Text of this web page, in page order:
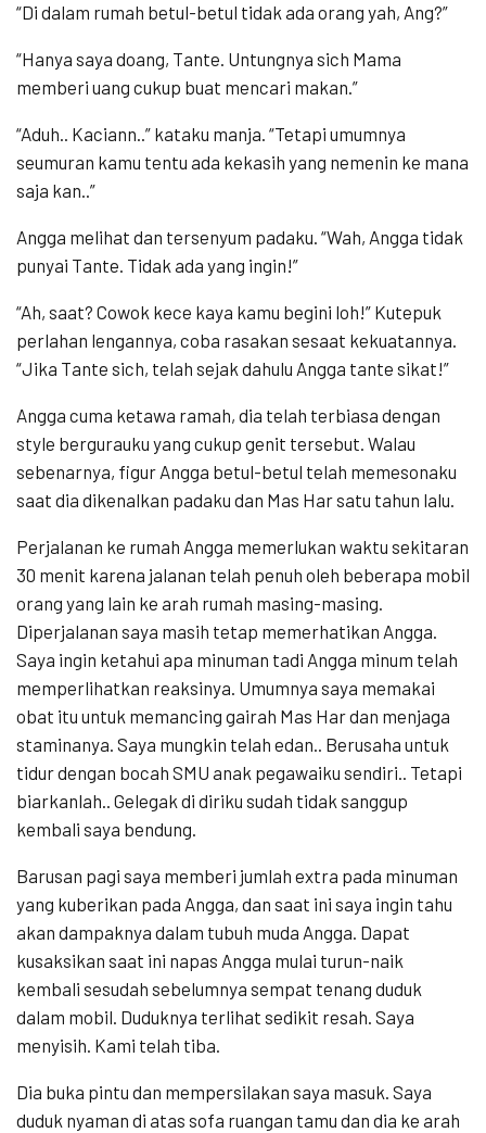
“Di dalam rumah betul-betul tidak ada orang yah, Ang?”
“Hanya saya doang, Tante. Untungnya sich Mama
memberi uang cukup buat mencari makan.”
“Aduh.. Kaciann..” kataku manja. “Tetapi umumnya
seumuran kamu tentu ada kekasih yang nemenin ke mana
saja kan..”
Angga melihat dan tersenyum padaku. “Wah, Angga tidak
punyai Tante. Tidak ada yang ingin!”
“Ah, saat? Cowok kece kaya kamu begini loh!” Kutepuk
perlahan lengannya, coba rasakan sesaat kekuatannya.
“Jika Tante sich, telah sejak dahulu Angga tante sikat!”
Angga cuma ketawa ramah, dia telah terbiasa dengan
style bergurauku yang cukup genit tersebut. Walau
sebenarnya, figur Angga betul-betul telah memesonaku
saat dia dikenalkan padaku dan Mas Har satu tahun lalu.
Perjalanan ke rumah Angga memerlukan waktu sekitaran
30 menit karena jalanan telah penuh oleh beberapa mobil
orang yang lain ke arah rumah masing-masing.
Diperjalanan saya masih tetap memerhatikan Angga.
Saya ingin ketahui apa minuman tadi Angga minum telah
memperlihatkan reaksinya. Umumnya saya memakai
obat itu untuk memancing gairah Mas Har dan menjaga
staminanya. Saya mungkin telah edan.. Berusaha untuk
tidur dengan bocah SMU anak pegawaiku sendiri.. Tetapi
biarkanlah.. Gelegak di diriku sudah tidak sanggup
kembali saya bendung.
Barusan pagi saya memberi jumlah extra pada minuman
yang kuberikan pada Angga, dan saat ini saya ingin tahu
akan dampaknya dalam tubuh muda Angga. Dapat
kusaksikan saat ini napas Angga mulai turun-naik
kembali sesudah sebelumnya sempat tenang duduk
dalam mobil. Duduknya terlihat sedikit resah. Saya
menyisih. Kami telah tiba.
Dia buka pintu dan mempersilakan saya masuk. Saya
duduk nyaman di atas sofa ruangan tamu dan dia ke arah